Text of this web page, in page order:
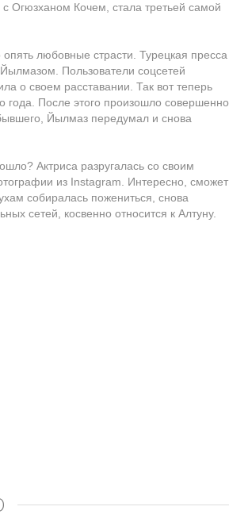
Огюзханом Кочем, стала третьей самой
любовные страсти. Турецкая пресса
Пользователи соцсетей
о своем расставании. Так вот теперь
После этого произошло совершенно
Йылмаз передумал и снова
Актриса разругалась со своим
из Instagram. Интересно, сможет
собиралась пожениться, снова
сетей, косвенно относится к Алтуну.